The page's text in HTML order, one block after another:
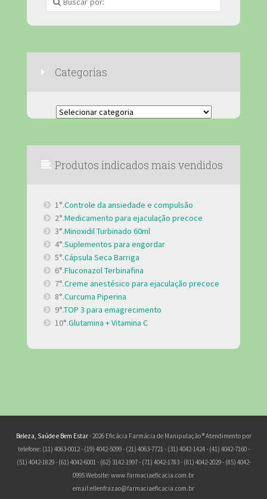
Categorias
Categorias
Produtos indicados mais vendidos
1°.Controle da ansiedade e compulsão
2°.Medicamento para ejaculação precoce
3°.Minoxidil Turbinado 60ml
4°.Suplementos para engordar
5°.Cápsula Seca Barriga
6°.Fluconazol Terbinafina
7°.Creme anestésico para ejaculação precoce
8°.Curcuma Piperina
9°.TOP 3 para emagrecimento
10°.Glutamina + Vitamina C
Beleza, Saúde e Bem Estar· 2026 Eficácia Farmácia de Manipulação ® Atendimento por
telefone: (11) 4063-0012 - (19) 4042-5099 - (21) 4063-7721 - (31) 4042-1424 - (41) 4042-7160 -
(51) 4042-1829 - (61) 4042-6001 - (62) 3142-1997 - (71) 4042-1783 - (81) 4042-2029 - (85) 4042-
0995 Website: www.farmaciaeficacia.com.br
email:ellenfrazao@farmaciaeficacia.com.br